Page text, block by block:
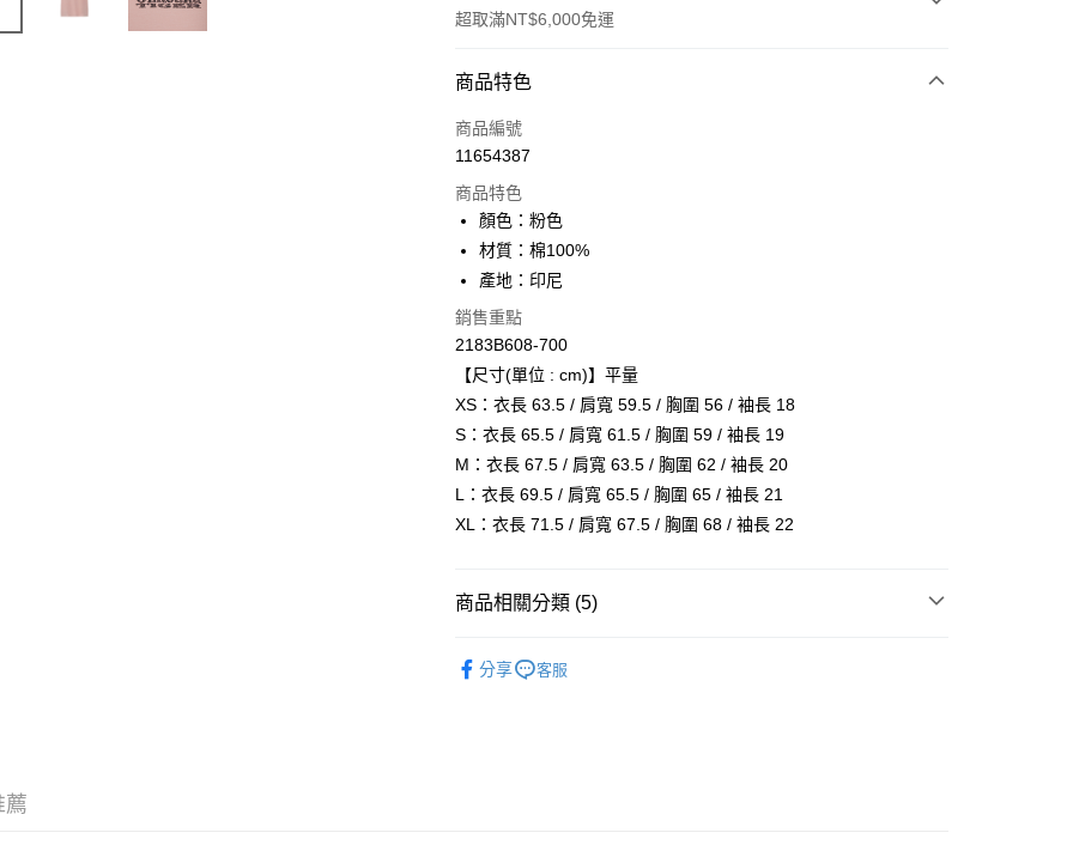
超取滿NT$6,000免運
付款方式
信用卡一次付款
ATM付款
運送方式
全家取貨付款
每筆NT$80，滿NT$6,000(含以上)免運費
付款後全家取貨
每筆NT$80，滿NT$6,000(含以上)免運費
萊爾富取貨付款
每筆NT$80，滿NT$6,000(含以上)免運費
每筆NT$80，滿NT$6,000(含以上)免運費
每筆NT$80，滿NT$6,000(含以上)免運費
商品特色
商品編號
11654387
商品特色
顏色：粉色
材質：棉100%
產地：印尼
銷售重點
2183B608-700
【尺寸(單位 : cm)】平量
XS：衣長 63.5 / 肩寬 59.5 / 胸圍 56 / 袖長 18
S：衣長 65.5 / 肩寬 61.5 / 胸圍 59 / 袖長 19
M：衣長 67.5 / 肩寬 63.5 / 胸圍 62 / 袖長 20
L：衣長 69.5 / 肩寬 65.5 / 胸圍 65 / 袖長 21
XL：衣長 71.5 / 肩寬 67.5 / 胸圍 68 / 袖長 22
商品相關分類 (5)
分享 客服
薦